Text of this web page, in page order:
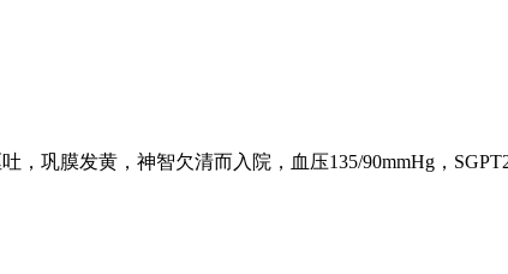
巩膜发黄，神智欠清而入院，血压135/90mmHg，